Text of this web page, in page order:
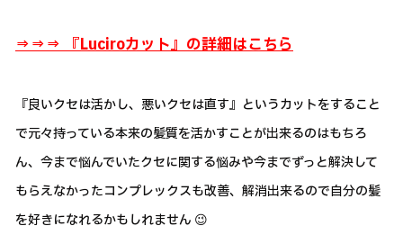
⇒⇒⇒ 『Luciroカット』の詳細はこちら
『良いクセは活かし、悪いクセは直す』というカットをすること
で元々持っている本来の髪質を活かすことが出来るのはもちろ
ん、今まで悩んでいたクセに関する悩みや今までずっと解決して
もらえなかったコンプレックスも改善、解消出来るので自分の髪
を好きになれるかもしれません 😉